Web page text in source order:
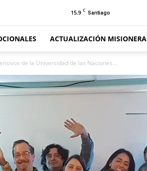
15.9 C Santiago
ACTUALIZACIÓN MISIONERA
de la Universidad de las Naciones...